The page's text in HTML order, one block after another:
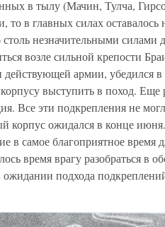
в тылу (Мачин, Тулча,
в главных силах оставалось
незначительными силами
возле сильной крепости
армии, убедился в
выступить в поход. Еще
Все эти подкрепления не
корпус ожидался в конце
в самое благоприятное время
время врагу разобраться в
подхода